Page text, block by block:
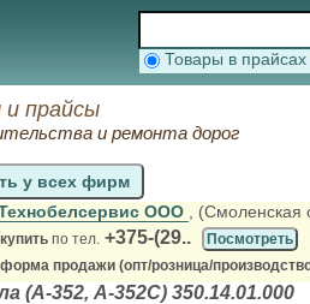
Товары в прайсах
прайсы
и ремонта дорог
у всех фирм
ООО , (Смоленская
купить по тел. +375-(29..
Посмотреть
форма продажи (опт/розница/
(А-352, А-352С) 350.14.01.000